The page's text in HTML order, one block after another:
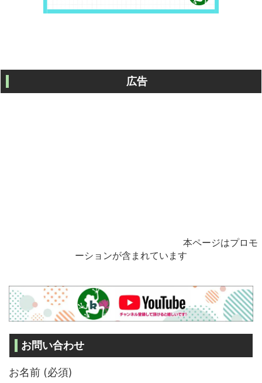
広告
本ページはプロモ
ーションが含まれています
お問い合わせ
お名前 (必須)